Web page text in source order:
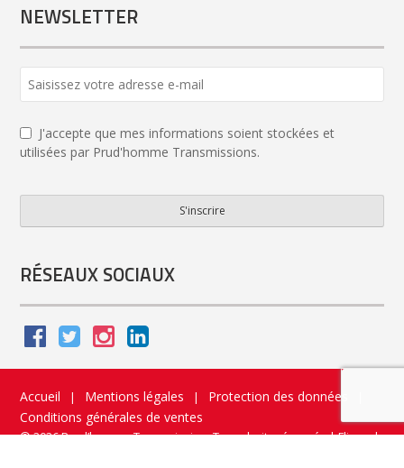
NEWSLETTER
Website *
J'accepte que mes informations soient stockées et
utilisées par Prud'homme Transmissions.
S'inscrire
RÉSEAUX SOCIAUX
Accueil | Mentions légales | Protection des données
Conditions générales de ventes
© 2026 Prud’homme Transmission. Tous droits réservés|Flippad